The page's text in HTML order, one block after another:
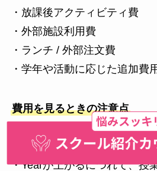
・放課後アクティビティ費
・外部施設利用費
・ランチ / 外部注文費
・学年や活動に応じた追加費
費用を見るときの注意点
Registration Fee
近いです。
・Yearが上がるにつれて、授